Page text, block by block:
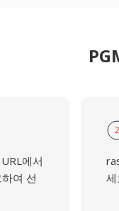
에서
여 선
2